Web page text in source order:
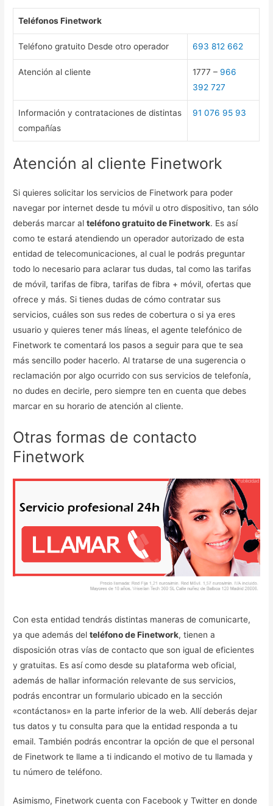
Teléfonos Finetwork
Teléfono gratuito Desde otro operador 693 812 662
Atención al cliente 1777 – 966
392 727
Información y contrataciones de distintas
compañías
91 076 95 93
Atención al cliente Finetwork
Si quieres solicitar los servicios de Finetwork para poder
navegar por internet desde tu móvil u otro dispositivo, tan sólo
deberás marcar alteléfono gratuito de Finetwork. Es así
como te estará atendiendo un operador autorizado de esta
entidad de telecomunicaciones, al cual le podrás preguntar
todo lo necesario para aclarar tus dudas, tal como las tarifas
de móvil, tarifas de fibra, tarifas de fibra + móvil, ofertas que
ofrece y más. Si tienes dudas de cómo contratar sus
servicios, cuáles son sus redes de cobertura o si ya eres
usuario y quieres tener más líneas, el agente telefónico de
Finetwork te comentará los pasos a seguir para que te sea
más sencillo poder hacerlo. Al tratarse de una sugerencia o
reclamación por algo ocurrido con sus servicios de telefonía,
no dudes en decirle, pero siempre ten en cuenta que debes
marcar en su horario de atención al cliente.
Otras formas de contacto
Finetwork
Con esta entidad tendrás distintas maneras de comunicarte,
ya que además delteléfono de Finetwork, tienen a
disposición otras vías de contacto que son igual de eficientes
y gratuitas. Es así como desde su plataforma web oficial,
además de hallar información relevante de sus servicios,
podrás encontrar un formulario ubicado en la sección
«contáctanos» en la parte inferior de la web. Allí deberás dejar
tus datos y tu consulta para que la entidad responda a tu
email. También podrás encontrar la opción de que el personal
de Finetwork te llame a ti indicando el motivo de tu llamada y
tu número de teléfono.
Asimismo, Finetwork cuenta con Facebook y Twitter en donde